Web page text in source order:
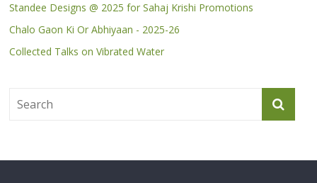
Standee Designs @ 2025 for Sahaj Krishi Promotions
Chalo Gaon Ki Or Abhiyaan - 2025-26
Collected Talks on Vibrated Water